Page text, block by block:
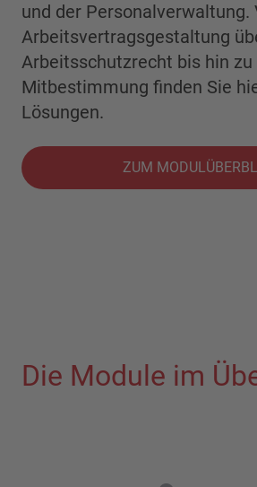
und der Personalverwaltung.
Arbeitsvertragsgestaltung
Arbeitsschutzrecht bis hin zu
Mitbestimmung finden Sie
Lösungen.
ZUM
Die Module im